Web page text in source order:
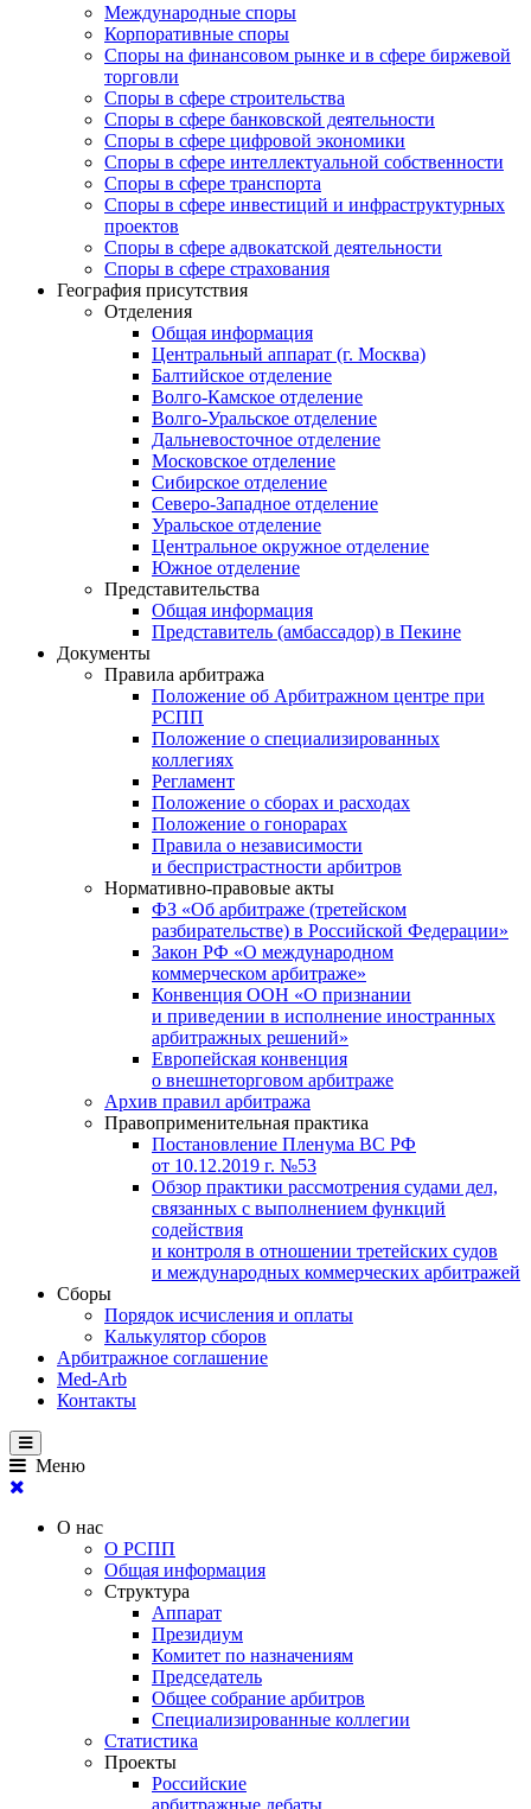
Международные споры
Корпоративные споры
Споры на финансовом рынке и в сфере биржевой
торговли
Споры в сфере строительства
Споры в сфере банковской деятельности
Споры в сфере цифровой экономики
Споры в сфере интеллектуальной собственности
Споры в сфере транспорта
Cпоры в сфере инвестиций и инфраструктурных
проектов
Споры в сфере адвокатской деятельности
Споры в сфере страхования
География присутствия
Отделения
Общая информация
Центральный аппарат (г. Москва)
Балтийское отделение
Волго-Камское отделение
Волго-Уральское отделение
Дальневосточное отделение
Московское отделение
Сибирское отделение
Северо-Западное отделение
Уральское отделение
Центральное окружное отделение
Южное отделение
Представительства
Общая информация
Представитель (амбассадор) в Пекине
Документы
Правила арбитража
Положение об Арбитражном центре при
РСПП
Положение о специализированных
коллегиях
Регламент
Положение о сборах и расходах
Положение о гонорарах
Правила о независимости
и беспристрастности арбитров
Нормативно-правовые акты
ФЗ «Об арбитраже (третейском
разбирательстве) в Российской Федерации»
Закон РФ «О международном
коммерческом арбитраже»
Конвенция ООН «О признании
и приведении в исполнение иностранных
арбитражных решений»
Европейская конвенция
о внешнеторговом арбитраже
Архив правил арбитража
Правоприменительная практика
Постановление Пленума ВС РФ
от 10.12.2019 г. №53
Обзор практики рассмотрения судами дел,
связанных с выполнением функций
содействия
и контроля в отношении третейских судов
и международных коммерческих арбитражей
Сборы
Порядок исчисления и оплаты
Калькулятор сборов
Арбитражное соглашение
Med-Arb
Контакты
Меню
О нас
О РСПП
Общая информация
Структура
Аппарат
Президиум
Комитет по назначениям
Председатель
Общее собрание арбитров
Специализированные коллегии
Статистика
Проекты
Российские
арбитражные дебаты